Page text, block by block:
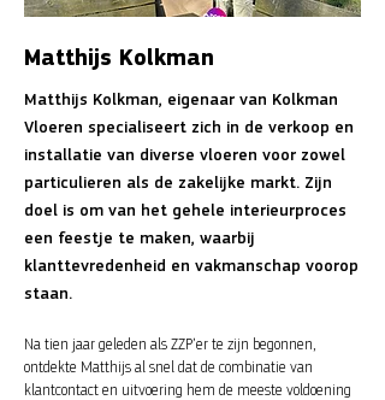
Matthijs Kolkman
Matthijs Kolkman, eigenaar van Kolkman
Vloeren specialiseert zich in de verkoop en
installatie van diverse vloeren voor zowel
particulieren als de zakelijke markt. Zijn
doel is om van het gehele interieurproces
een feestje te maken, waarbij
klanttevredenheid en vakmanschap voorop
staan.
Na tien jaar geleden als ZZP’er te zijn begonnen,
ontdekte Matthijs al snel dat de combinatie van
klantcontact en uitvoering hem de meeste voldoening